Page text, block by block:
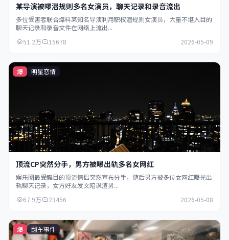
某导演被曝潜规则多名女演员，聊天记录和录音流出
多位受害者联合爆料某知名导演利用职权潜规则女演员，大量不堪入目的
聊天记录和录音文件在网络上流出...
51.2万
15678 2026-05-09
爆 明星恋情
顶流CP突然分手，男方被曝出轨多名女网红
娱乐圈最受瞩目的顶流情侣突然宣布分手，随后男方被多位女网红曝光出
轨聊天记录，女方好友发文暗讽渣男...
67.9万
23456 2026-05-08
爆 翻车事件